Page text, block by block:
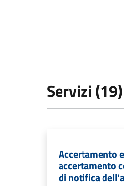
Servizi (19)
Accertamento
accertamento
di notifica